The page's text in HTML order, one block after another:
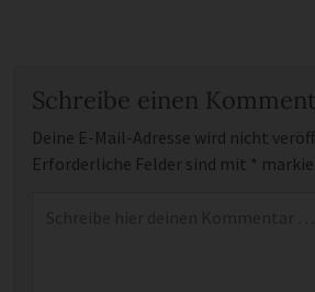
Schreibe einen
Deine E-Mail-Adresse wird nicht
Erforderliche Felder sind mit *